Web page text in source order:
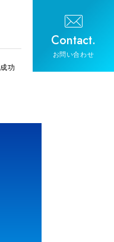
Contact.
お問い合わせ
功